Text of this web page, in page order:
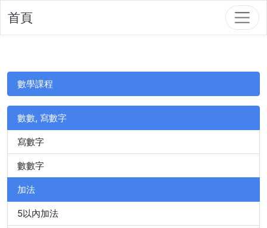
首頁
數學課程
數數, 寫數字
寫數字
數數字
加法
5以內加法